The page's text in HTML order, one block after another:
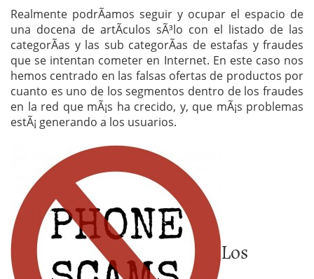
Realmente podrÃ­amos seguir y ocupar el espacio de
una docena de artÃ­culos sÃ³lo con el listado de las
categorÃ­as y las sub categorÃ­as de estafas y fraudes
que se intentan cometer en Internet. En este caso nos
hemos centrado en las falsas ofertas de productos por
cuanto es uno de los segmentos dentro de los fraudes
en la red que mÃ¡s ha crecido, y, que mÃ¡s problemas
estÃ¡ generando a los usuarios.
Los